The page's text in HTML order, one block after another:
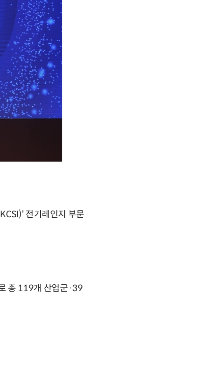
전기레인지 부문
총 119개 산업군·39